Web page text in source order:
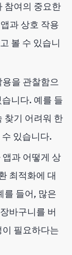
참여의 중요한
과 상호 작용
볼 수 있습니
을 관찰함으
니다. 예를 들
찾기 어려워 한
있습니다.
과 어떻게 상
최적화에 대
를 들어, 많은
바구니를 버
필요하다는